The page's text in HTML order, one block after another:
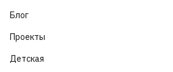
Блог
Проекты
Детская